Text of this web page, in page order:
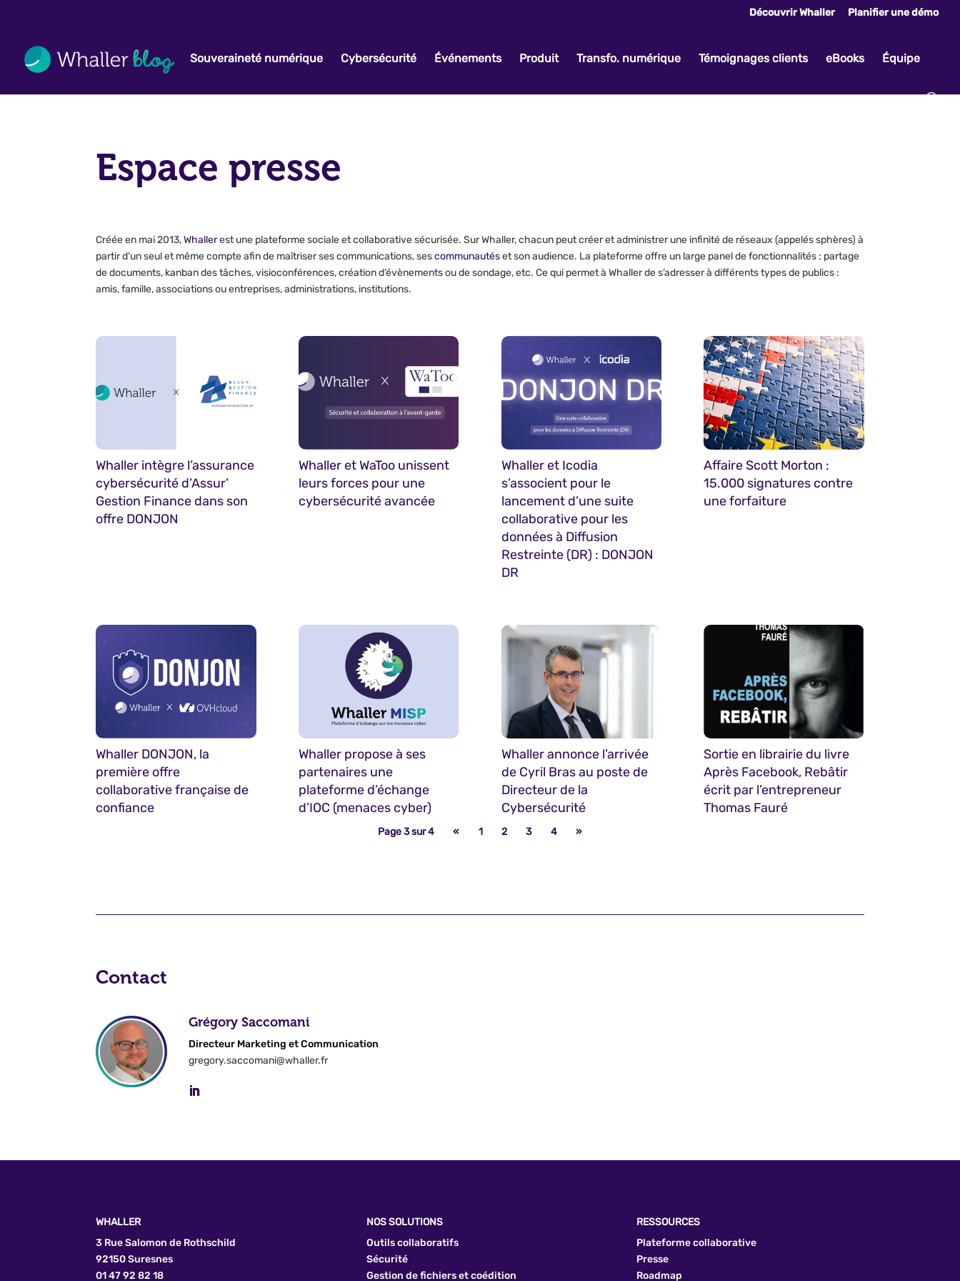
Découvrir Whaller Planifier une démo
Souveraineté numérique Cybersécurité Événements Produit Transfo. numérique Témoignages clients eBooks Équipe
Espace presse
Créée en mai 2013,Whallerest une plateforme sociale et collaborative sécurisée. Sur Whaller, chacun peut créer et administrer une infinité de réseaux (appelés sphères) à
partir d’un seul et même compte afin de maîtriser ses communications, sescommunautéset son audience. La plateforme offre un large panel de fonctionnalités : partage
de documents, kanban des tâches, visioconférences, création d’évènements ou de sondage, etc. Ce qui permet à Whaller de s’adresser à différents types de publics :
amis, famille, associations ou entreprises, administrations, institutions.
Whaller intègre l’assurance
cybersécurité d’Assur’
Gestion Finance dans son
offre DONJON
Whaller et WaToo unissent
leurs forces pour une
cybersécurité avancée
Whaller et Icodia
s’associent pour le
lancement d’une suite
collaborative pour les
données à Diffusion
Restreinte (DR) : DONJON
DR
Affaire Scott Morton :
15.000 signatures contre
une forfaiture
Whaller DONJON, la
première offre
collaborative française de
confiance
Whaller propose à ses
partenaires une
plateforme d’échange
d’IOC (menaces cyber)
Whaller annonce l’arrivée
de Cyril Bras au poste de
Directeur de la
Cybersécurité
Sortie en librairie du livre
Après Facebook, Rebâtir
écrit par l’entrepreneur
Thomas Fauré
Page 3 sur 4 « 1 2 3 4 »
Contact
Grégory Saccomani
Directeur Marketing et Communication
gregory.saccomani@whaller.fr
WHALLER
3 Rue Salomon de Rothschild
92150 Suresnes
01 47 92 82 18
NOS SOLUTIONS
Outils collaboratifs
Sécurité
Gestion de fichiers et coédition
RESSOURCES
Plateforme collaborative
Presse
Roadmap